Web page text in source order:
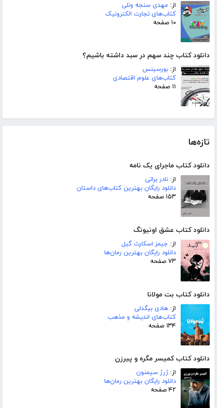
از: مهدی سنجه ونلی
کتاب‌های تجارت الکترونیک
۱۰ صفحه
دانلود کتاب چند سهم در سبد داشته باشیم؟
از: بورسینس
کتاب‌های علوم اقتصادی
۱۱ صفحه
تازه‌ها
دانلود کتاب ماجرای یک نامه
از: نادر براتی
دانلود رایگان بهترین کتاب‌های داستان
۱۵۳ صفحه
دانلود کتاب عشق اونیونگ
از: جیمز اسکارث گیل
دانلود رایگان بهترین رمان‌ها
۷۳ صفحه
دانلود کتاب بت مولانا
از: هادی بیگدلی
کتاب‌های اندیشه و مذهب
۱۳۴ صفحه
دانلود کتاب کمیسر مگره و پیرزن
از:ژرژ سیمنون
دانلود رایگان بهترین رمان‌ها
۴۲ صفحه